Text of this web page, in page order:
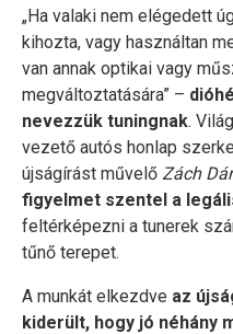
„Ha valaki nem elégedett
kihozta, vagy használtan
van annak optikai vagy
megváltoztatására” –
nevezzük tuningnak.
vezető autós honlap
újságírást művelő Zách
figyelmet szentel a
feltérképezni a tunerek
tűnő terepet.
A munkát elkezdve az
kiderült, hogy jó néhány